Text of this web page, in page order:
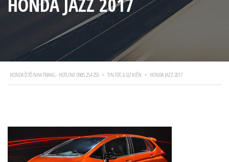
HONDA Ô TÔ NHA TRANG - HOTLINE 0905 254 255 > TIN TỨC & SỰ KIỆN > HONDA JAZZ 2017